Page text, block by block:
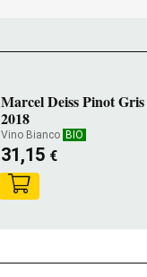
Marcel Deiss Pinot Gris
2018
Vino Bianco BIO
31,15 €